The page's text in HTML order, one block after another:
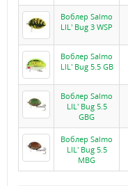
Воблер Salmo
LIL’ Bug 3 WSP
Воблер Salmo
LIL’ Bug 5.5 GB
Воблер Salmo
LIL’ Bug 5.5
GBG
Воблер Salmo
LIL’ Bug 5.5
MBG